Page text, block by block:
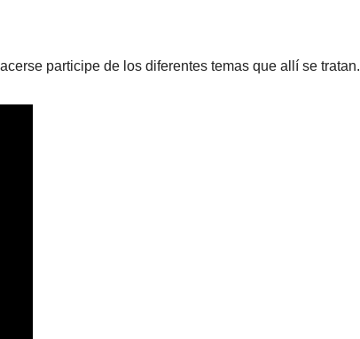
participe de los diferentes temas que allí se tratan.